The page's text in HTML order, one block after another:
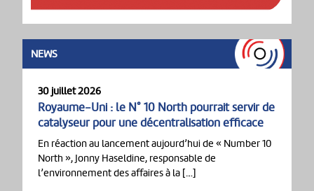
NEWS
30 juillet 2026
Royaume-Uni : le N° 10 North pourrait servir de
catalyseur pour une décentralisation efficace
En réaction au lancement aujourd’hui de « Number 10
North », Jonny Haseldine, responsable de
l’environnement des affaires à la […]